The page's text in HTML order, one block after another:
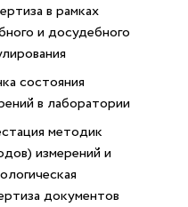
в рамках
и досудебного
состояния
в лаборатории
методик
измерений и
документов